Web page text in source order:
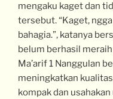
mengaku kaget dan
tersebut. “Kaget,
bahagia.”, katanya
belum berhasil
Ma’arif 1 Nanggulan
meningkatkan
kompak dan